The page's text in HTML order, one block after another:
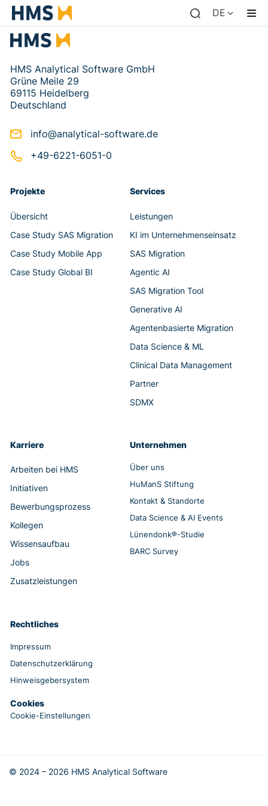
DE
HMS Analytical Software GmbH
Grüne Meile 29
69115 Heidelberg
Deutschland
info@analytical-software.de
+49-6221-6051-0
Projekte
Übersicht
Case Study SAS Migration
Case Study Mobile App
Case Study Global BI
Services
Leistungen
KI im Unternehmenseinsatz
SAS Migration
Agentic AI
SAS Migration Tool
Generative AI
Agentenbasierte Migration
Data Science & ML
Clinical Data Management
Partner
SDMX
Karriere
Arbeiten bei HMS
Initiativen
Bewerbungsprozess
Kollegen
Wissensaufbau
Jobs
Zusatzleistungen
Unternehmen
Über uns
HuManS Stiftung
Kontakt & Standorte
Data Science & AI Events
Lünendonk®-Studie
BARC Survey
Rechtliches
Impressum
Datenschutzerklärung
Hinweisgebersystem
Cookies
Cookie-Einstellungen
© 2024 – 2026 HMS Analytical Software